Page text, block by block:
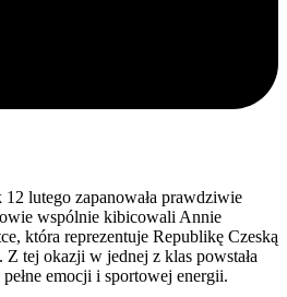
lutego zapanowała prawdziwie
wspólnie kibicowali Annie
która reprezentuje Republikę Czeską
Z tej okazji w jednej z klas powstała
emocji i sportowej energii.